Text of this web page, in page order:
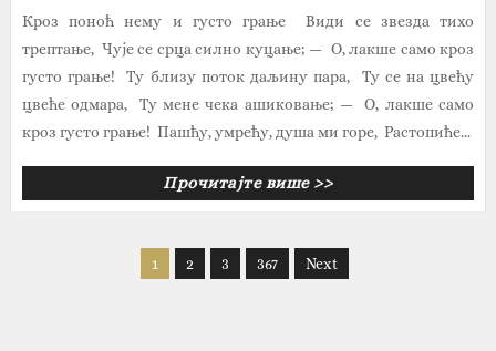
Кроз поноћ нему и густо грање Види се звезда тихо
трептање, Чује се срца силно куцање; — О, лакше само кроз
густо грање! Ту близу поток даљину пара, Ту се на цвећу
цвеће одмара, Ту мене чека ашиковање; — О, лакше само
кроз густо грање! Пашћу, умрећу, душа ми горе, Растопиће...
Прочитајте више >>
1 2 3 367 Next